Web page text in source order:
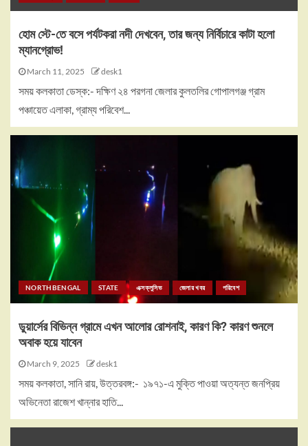
হোম স্টে-তে বসে পর্যটকরা নদী দেখবেন, তার জন্য নির্বিচারে কাটা হলো
ম্যানগ্রোভ!
March 11, 2025 desk1
সময় কলকাতা ডেস্ক:- দক্ষিণ ২৪ পরগনা জেলার কুলতলির গোপালগঞ্জ গ্রাম
পঞ্চায়েত এলাকা, গ্রাম্য পরিবেশ...
NORTHBENGAL STATE এক্সক্লুসিভ জেলার খবর পরিবেশ
ডুয়ার্সের বিভিন্ন গ্রামে এখন আলোর রোশনাই, কারণ কি? কারণ শুনলে
অবাক হয়ে যাবেন
March 9, 2025 desk1
সময় কলকাতা, সানি রায়, উত্তরবঙ্গ:- ১৯৭১-এ মুক্তি পাওয়া অত্যন্ত জনপ্রিয়
অভিনেতা রাজেশ খান্নার হাতি...